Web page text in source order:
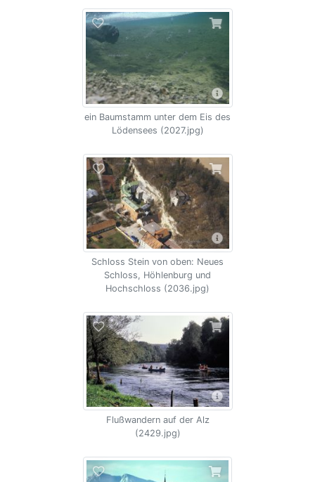
ein Baumstamm unter dem Eis des
Lödensees (2027.jpg)
Schloss Stein von oben: Neues
Schloss, Höhlenburg und
Hochschloss (2036.jpg)
Flußwandern auf der Alz
(2429.jpg)